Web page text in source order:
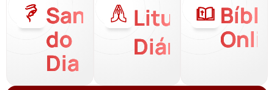
Santo
do
Dia
Liturgia
Diária